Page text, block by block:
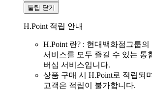
툴팁 닫기
H.Point 적립 안내
H.Point 란? : 현대백화점그룹
서비스를 모두 즐길 수 있는 통
버십 서비스입니다.
상품 구매 시 H.Point로 적립되
고객은 적립이 불가합니다.